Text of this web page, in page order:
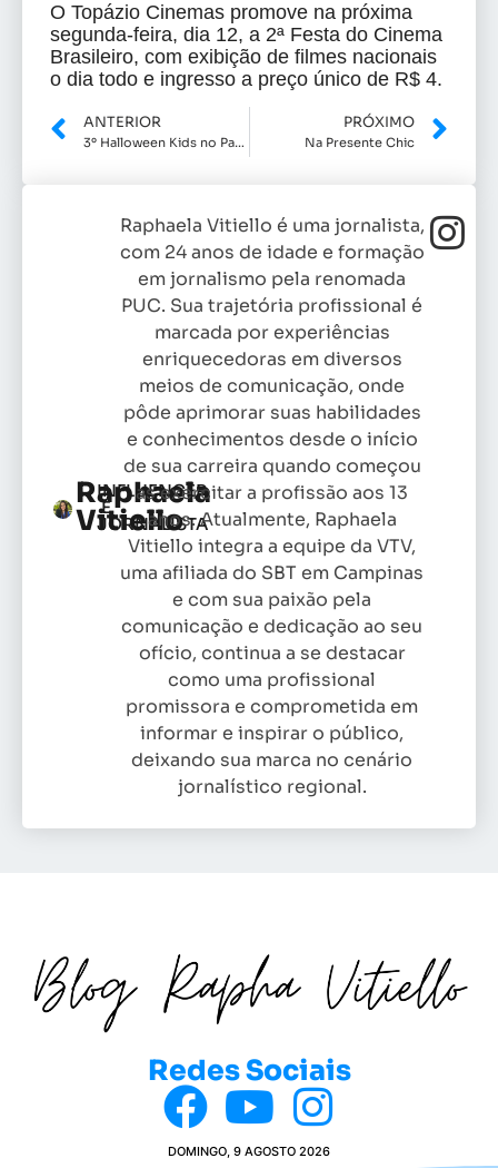
O Topázio Cinemas promove na próxima
segunda-feira, dia 12, a 2ª Festa do Cinema
Brasileiro, com exibição de filmes nacionais
o dia todo e ingresso a preço único de R$ 4.
ANTERIOR
3º Halloween Kids no Parque Mall
PRÓXIMO
Na Presente Chic
Raphaela
Vitiello
INFLUENCER
E
JORNALISTA
Raphaela Vitiello é uma jornalista,
com 24 anos de idade e formação
em jornalismo pela renomada
PUC. Sua trajetória profissional é
marcada por experiências
enriquecedoras em diversos
meios de comunicação, onde
pôde aprimorar suas habilidades
e conhecimentos desde o início
de sua carreira quando começou
as exercitar a profissão aos 13
anos. Atualmente, Raphaela
Vitiello integra a equipe da VTV,
uma afiliada do SBT em Campinas
e com sua paixão pela
comunicação e dedicação ao seu
ofício, continua a se destacar
como uma profissional
promissora e comprometida em
informar e inspirar o público,
deixando sua marca no cenário
jornalístico regional.
Redes Sociais
DOMINGO, 9 AGOSTO 2026